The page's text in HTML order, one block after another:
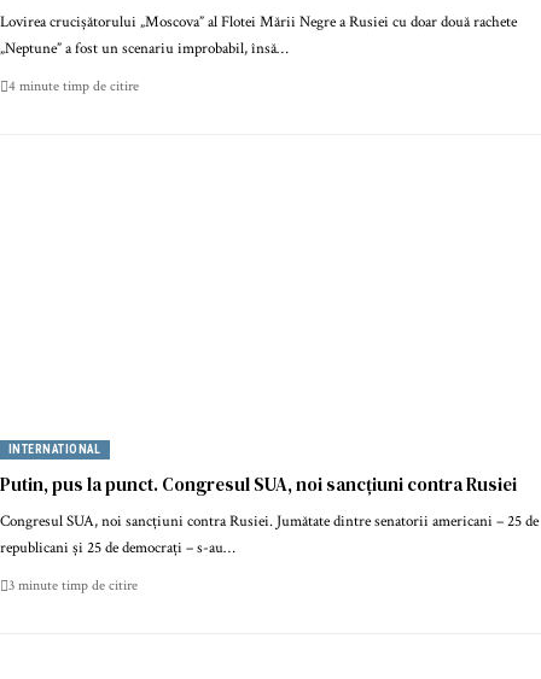
Lovirea crucișătorului „Moscova” al Flotei Mării Negre a Rusiei cu doar două rachete
„Neptune” a fost un scenariu improbabil, însă…
4 minute timp de citire
INTERNATIONAL
Putin, pus la punct. Congresul SUA, noi sancțiuni contra Rusiei
Congresul SUA, noi sancțiuni contra Rusiei. Jumătate dintre senatorii americani – 25 de
republicani și 25 de democrați – s-au…
3 minute timp de citire